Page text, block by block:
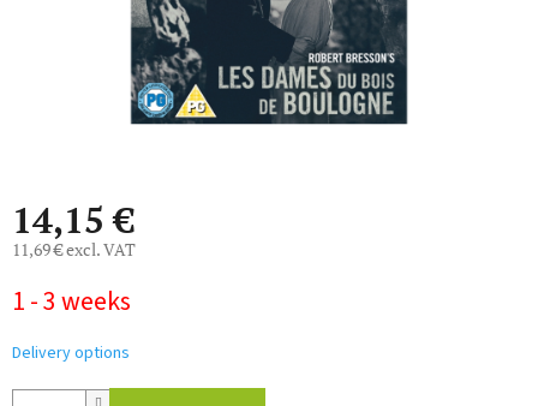
14,15 €
11,69 € excl. VAT
price:
1 - 3 weeks
Delivery options